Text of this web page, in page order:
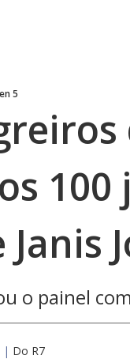
5
o painel
| Do R7